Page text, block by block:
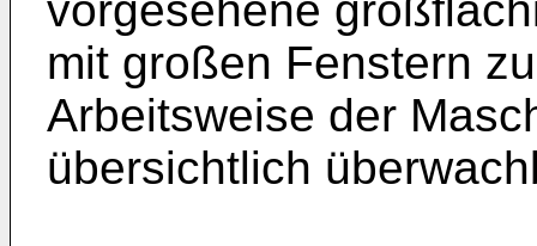
mit großen Fenstern
Arbeitsweise der
übersichtlich